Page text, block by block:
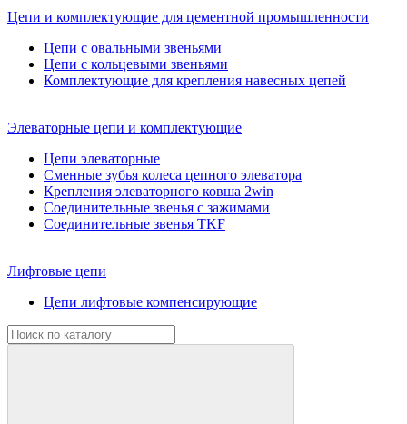
Цепи и комплектующие для цементной промышленности
Цепи с овальными звеньями
Цепи с кольцевыми звеньями
Комплектующие для крепления навесных цепей
Элеваторные цепи и комплектующие
Цепи элеваторные
Сменные зубья колеса цепного элеватора
Крепления элеваторного ковша 2win
Соединительные звенья с зажимами
Соединительные звенья TKF
Лифтовые цепи
Цепи лифтовые компенсирующие